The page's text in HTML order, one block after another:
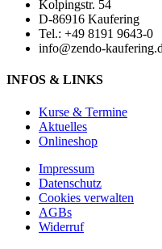
Kolpingstr. 54
D-86916 Kaufering
Tel.: +49 8191 9643-0
info@zendo-
INFOS & LINKS
Kurse & Termine
Aktuelles
Onlineshop
Impressum
Datenschutz
Cookies verwalten
AGBs
Widerruf